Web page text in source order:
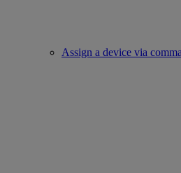
Assign a device via